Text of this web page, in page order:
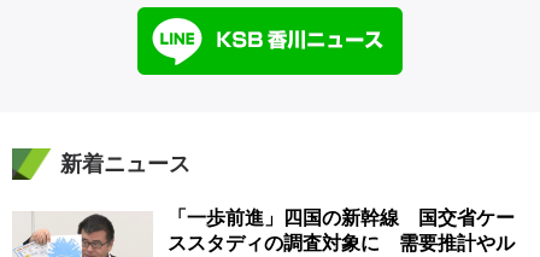
新着ニュース
「一歩前進」四国の新幹線 国交省ケー
ススタディの調査対象に 需要推計やル